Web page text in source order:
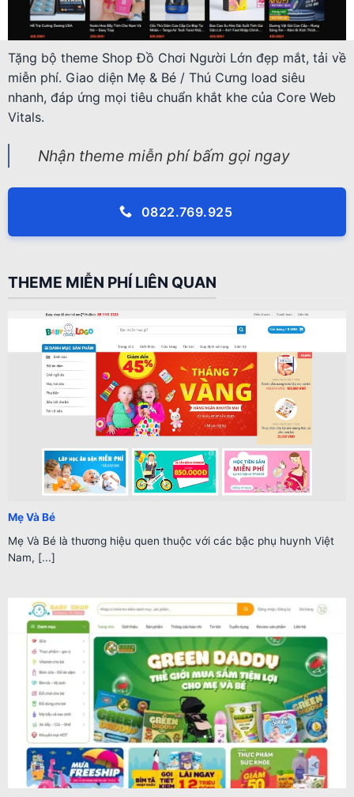
Tặng bộ theme Shop Đồ Chơi Người Lớn đẹp mắt, tải về
miễn phí. Giao diện Mẹ & Bé / Thú Cưng load siêu
nhanh, đáp ứng mọi tiêu chuẩn khắt khe của Core Web
Vitals.
Nhận theme miễn phí bấm gọi ngay
0822.769.925
THEME MIỄN PHÍ LIÊN QUAN
Mẹ Và Bé
Mẹ Và Bé là thương hiệu quen thuộc với các bậc phụ huynh Việt
Nam, [...]